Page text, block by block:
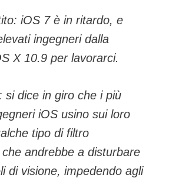
iOS 7 è in ritardo, e
ingegneri dalla
X 10.9 per lavorarci.
: si dice in giro che i più
iOS usino sui loro
tipo di filtro
andrebbe a disturbare
di visione, impedendo agli